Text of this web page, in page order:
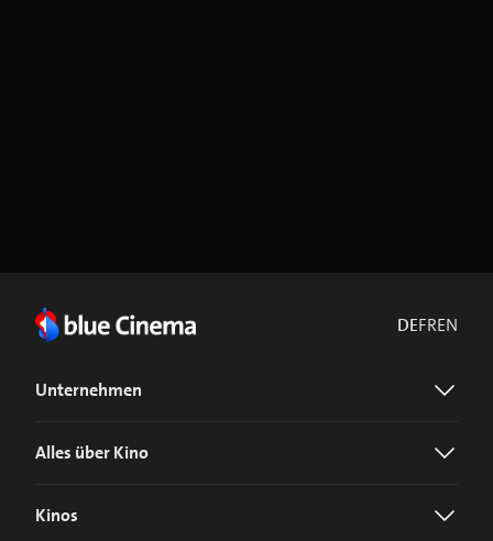
DEFREN
Unternehmen
Alles über Kino
Kinos